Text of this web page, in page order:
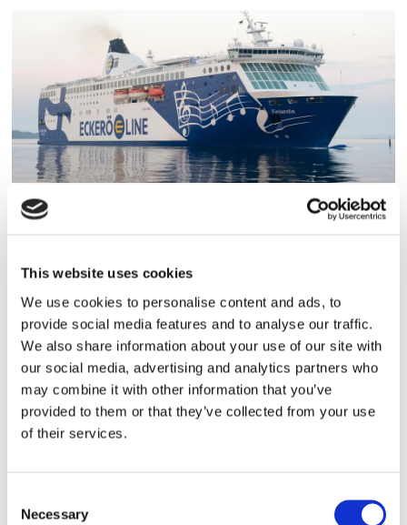
This website uses cookies
We use cookies to personalise content and ads, to
provide social media features and to analyse our traffic.
We also share information about your use of our site with
our social media, advertising and analytics partners who
may combine it with other information that you’ve
provided to them or that they’ve collected from your use
of their services.
Selection
Necessary
Eckerö tyngs av höga
frakten fortsätter växa